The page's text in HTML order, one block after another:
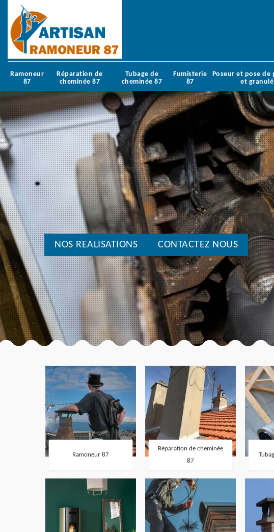
Ramoneur
87
Réparation de
cheminée 87
Tubage de
cheminée 87
Fumisterie
87
Poseur et pose de
et granulé
NOS REALISATIONS CONTACTEZ NOUS
Ramoneur 87
Réparation de cheminée
87